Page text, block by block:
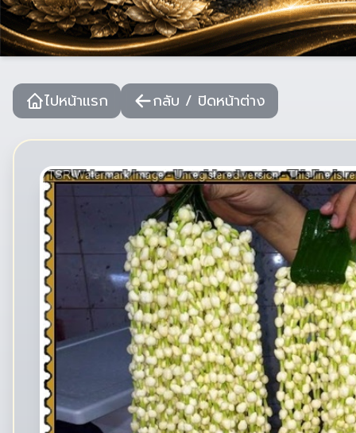
ไปหน้าแรก กลับ / ปิดหน้าต่าง